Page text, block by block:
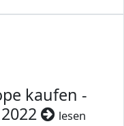
kaufen -
lesen